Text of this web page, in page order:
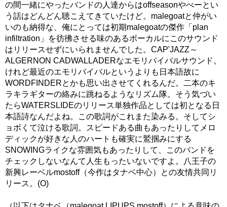
の間一緒にやったバンドの人達からはoffseasonやべーとい
う話はどんどん聴こえてきていたけど。malegoatと仲がい
いのも納得な、俺にとっては初期malegoatの傑作「plan
infiltration」を彷彿させる味のあるボーカルにこのサウンド
はリリースせずにいられませんでした。CAP'JAZZ～
ALGERNON CADWALLADERなエモリバイバルサウンド。
けれど最近のエモリバイバルというよりも日本語故に
WORDFINDERとかも思い出させてくれるんだ。二本のキ
ラキラギターの絡みに跳ねるようなリズム隊。そう気づい
たらWATERSLIDEのリリース単独作品としては初となる日
本語詩なんだよね。この歌詞がこれまた染みる。そしてシ
ョボくて泣ける歌詞。スピードある曲もあったりしてメロ
ディックが好きな人のハートも確実に鷲掴みにする
SNOWINGライクな雰囲気もあったりして、このバンドを
チェックしないなんて人生もったいないですよ。八王子の
新興レーベルmostoff（今作はタナベ中心）との友情共同リ
リース。(O)